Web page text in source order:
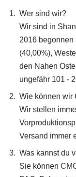
Wer sind wir?
Wir sind in
2016 begonnen
(40,00%),
den Nahen
ungefähr 101 -
Wie können wir
Wir stellen
Versand immer
Was kannst du
Sie können